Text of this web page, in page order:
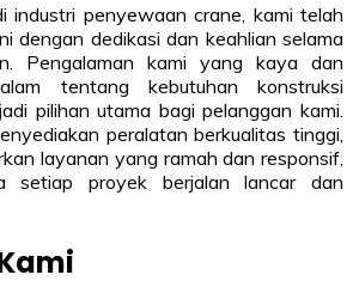
industri penyewaan crane, kami telah
dengan dedikasi dan keahlian selama
Pengalaman kami yang kaya dan
tentang kebutuhan konstruksi
pilihan utama bagi pelanggan kami.
peralatan berkualitas tinggi,
layanan yang ramah dan responsif,
setiap proyek berjalan lancar dan